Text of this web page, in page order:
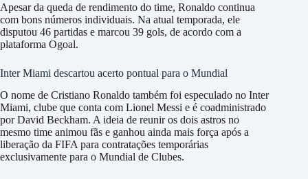
Apesar da queda de rendimento do time, Ronaldo continua
com bons números individuais. Na atual temporada, ele
disputou 46 partidas e marcou 39 gols, de acordo com a
plataforma Ogoal.
Inter Miami descartou acerto pontual para o Mundial
O nome de Cristiano Ronaldo também foi especulado no Inter
Miami, clube que conta com Lionel Messi e é coadministrado
por David Beckham. A ideia de reunir os dois astros no
mesmo time animou fãs e ganhou ainda mais força após a
liberação da FIFA para contratações temporárias
exclusivamente para o Mundial de Clubes.